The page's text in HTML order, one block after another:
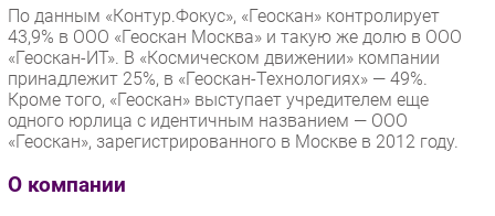
По данным «Контур.Фокус», «Геоскан» контролирует
43,9% в ООО «Геоскан Москва» и такую же долю в ООО
«Геоскан-ИТ». В «Космическом движении» компании
принадлежит 25%, в «Геоскан-Технологиях» — 49%.
Кроме того, «Геоскан» выступает учредителем еще
одного юрлица с идентичным названием — ООО
«Геоскан», зарегистрированного в Москве в 2012 году.
О компании